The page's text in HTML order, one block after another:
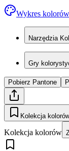
Wykres
Narzędzia
Gry
Pobierz Pantone
Kolekcja
Kolekcja kolorów